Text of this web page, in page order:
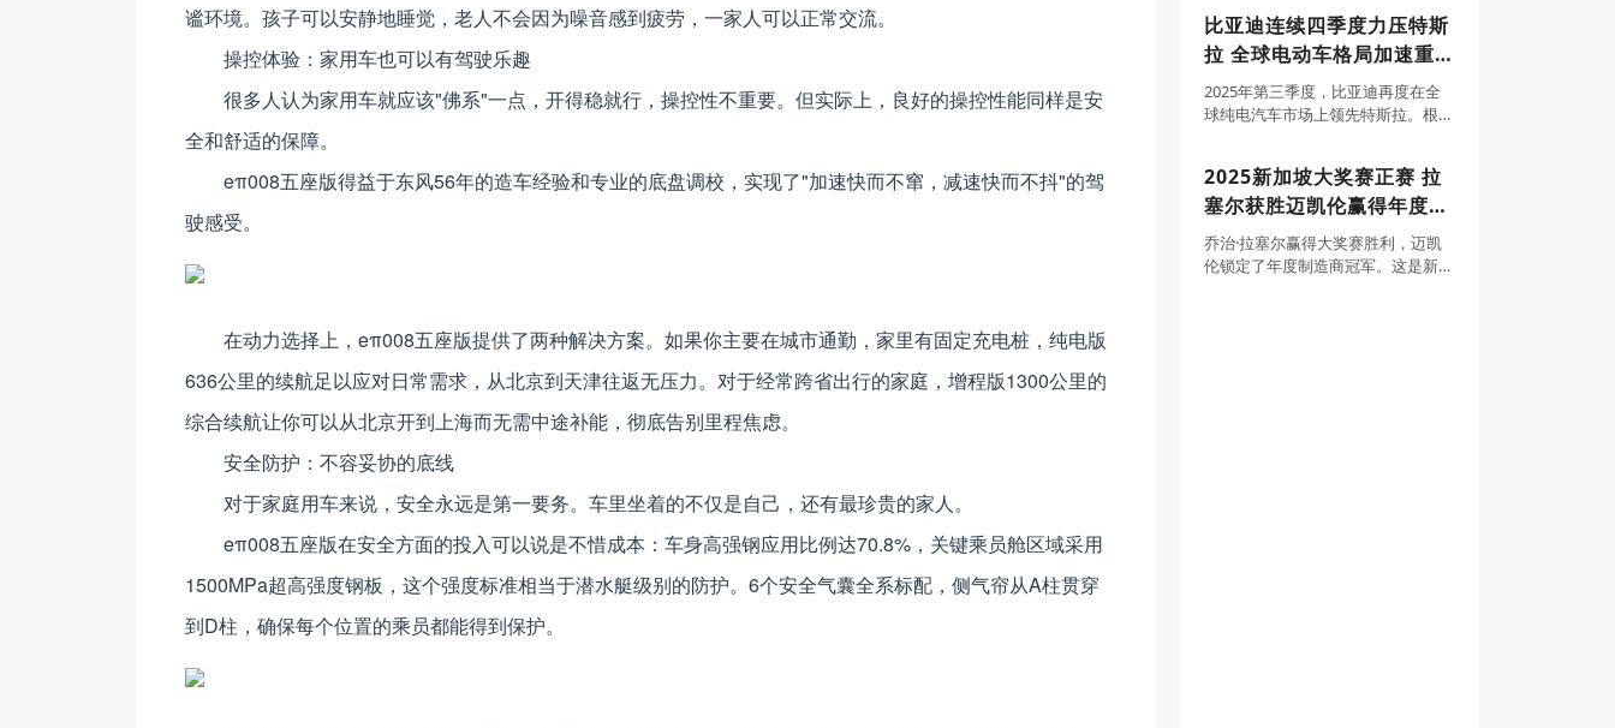
谧环境。孩子可以安静地睡觉，老人不会因为噪音感到疲劳，一家人可以正常交流。
操控体验：家用车也可以有驾驶乐趣
很多人认为家用车就应该"佛系"一点，开得稳就行，操控性不重要。但实际上，良好的操控性能同样是安
全和舒适的保障。
eπ008五座版得益于东风56年的造车经验和专业的底盘调校，实现了"加速快而不窜，减速快而不抖"的驾
驶感受。
在动力选择上，eπ008五座版提供了两种解决方案。如果你主要在城市通勤，家里有固定充电桩，纯电版
636公里的续航足以应对日常需求，从北京到天津往返无压力。对于经常跨省出行的家庭，增程版1300公里的
综合续航让你可以从北京开到上海而无需中途补能，彻底告别里程焦虑。
安全防护：不容妥协的底线
对于家庭用车来说，安全永远是第一要务。车里坐着的不仅是自己，还有最珍贵的家人。
eπ008五座版在安全方面的投入可以说是不惜成本：车身高强钢应用比例达70.8%，关键乘员舱区域采用
1500MPa超高强度钢板，这个强度标准相当于潜水艇级别的防护。6个安全气囊全系标配，侧气帘从A柱贯穿
到D柱，确保每个位置的乘员都能得到保护。
美大陆刻下了中国车企的新高度。
巴西总统卢拉、副总统杰拉尔多·阿
比亚迪连续四季度力压特斯
拉 全球电动车格局加速重
塑
2025年第三季度，比亚迪再度在全
球纯电汽车市场上领先特斯拉。根
量达582522辆，而特斯拉交付量为
497099辆，比亚迪单季度领先8542
2025新加坡大奖赛正赛 拉
塞尔获胜迈凯伦赢得年度制
造商冠军
乔治·拉塞尔赢得大奖赛胜利，迈凯
伦锁定了年度制造商冠军。这是新